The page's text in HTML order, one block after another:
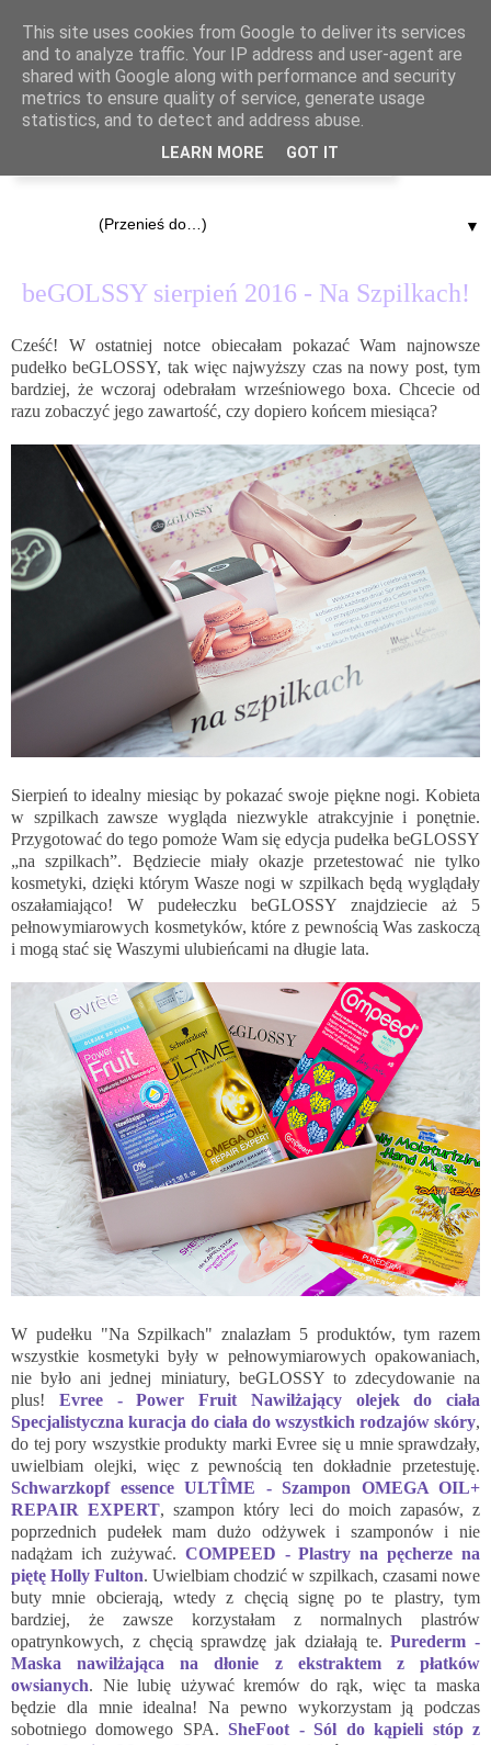
▼
beGOLSSY sierpień 2016 - Na Szpilkach!
Cześć! W ostatniej notce obiecałam pokazać Wam najnowsze
pudełkobeGLOSSY, tak więc najwyższy czas na nowy post, tym
bardziej, że wczoraj odebrałam wrześniowego boxa. Chcecie od
razu zobaczyć jego zawartość, czy dopiero końcem miesiąca?
Sierpień to idealny miesiąc by pokazać swoje piękne nogi. Kobieta
w szpilkach zawsze wygląda niezwykle atrakcyjnie i ponętnie.
Przygotować do tego pomoże Wam się edycja pudełka beGLOSSY
„na szpilkach”. Będziecie miały okazje przetestować nie tylko
kosmetyki, dzięki którym Wasze nogi w szpilkach będą wyglądały
oszałamiająco! W pudełeczku beGLOSSY znajdziecie aż 5
pełnowymiarowych kosmetyków, które z pewnością Was zaskoczą
i mogą stać się Waszymi ulubieńcami na długie lata.
W pudełku "Na Szpilkach" znalazłam 5 produktów, tym razem
wszystkie kosmetyki były w pełnowymiarowych opakowaniach,
nie było ani jednej miniatury, beGLOSSY to zdecydowanie na
plus! Evree - Power Fruit Nawilżający olejek do ciała
Specjalistyczna kuracja do ciała do wszystkich rodzajów skóry,
do tej pory wszystkie produkty marki Evree się u mnie sprawdzały,
uwielbiam olejki, więc z pewnością ten dokładnie przetestuję.
Schwarzkopf essence ULTÎME - Szampon OMEGA OIL+
REPAIR EXPERT, szampon który leci do moich zapasów, z
poprzednich pudełek mam dużo odżywek i szamponów i nie
nadążam ich zużywać. COMPEED - Plastry na pęcherze na
piętę Holly Fulton. Uwielbiam chodzić w szpilkach, czasami nowe
buty mnie obcierają, wtedy z chęcią signę po te plastry, tym
bardziej, że zawsze korzystałam z normalnych plastrów
opatrynkowych, z chęcią sprawdzę jak działają te.Purederm -
Maska nawilżająca na dłonie z ekstraktem z płatków
owsianych. Nie lubię używać kremów do rąk, więc ta maska
będzie dla mnie idealna! Na pewno wykorzystam ją podczas
sobotniego domowego SPA.SheFoot - Sól do kąpieli stóp z
This site uses cookies from Google to deliver its services
and to analyze traffic. Your IP address and user-agent are
shared with Google along with performance and security
metrics to ensure quality of service, generate usage
statistics, and to detect and address abuse.
LEARN MORE GOT IT